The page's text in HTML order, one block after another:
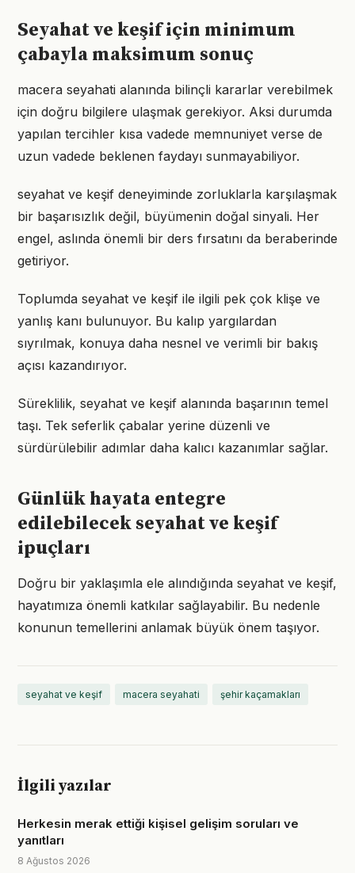
Seyahat ve keşif için minimum
çabayla maksimum sonuç
macera seyahati alanında bilinçli kararlar verebilmek
için doğru bilgilere ulaşmak gerekiyor. Aksi durumda
yapılan tercihler kısa vadede memnuniyet verse de
uzun vadede beklenen faydayı sunmayabiliyor.
seyahat ve keşif deneyiminde zorluklarla karşılaşmak
bir başarısızlık değil, büyümenin doğal sinyali. Her
engel, aslında önemli bir ders fırsatını da beraberinde
getiriyor.
Toplumda seyahat ve keşif ile ilgili pek çok klişe ve
yanlış kanı bulunuyor. Bu kalıp yargılardan
sıyrılmak, konuya daha nesnel ve verimli bir bakış
açısı kazandırıyor.
Süreklilik, seyahat ve keşif alanında başarının temel
taşı. Tek seferlik çabalar yerine düzenli ve
sürdürülebilir adımlar daha kalıcı kazanımlar sağlar.
Günlük hayata entegre
edilebilecek seyahat ve keşif
ipuçları
Doğru bir yaklaşımla ele alındığında seyahat ve keşif,
hayatımıza önemli katkılar sağlayabilir. Bu nedenle
konunun temellerini anlamak büyük önem taşıyor.
seyahat ve keşif macera seyahati şehir kaçamakları
İlgili yazılar
Herkesin merak ettiği kişisel gelişim soruları ve
yanıtları
8 Ağustos 2026